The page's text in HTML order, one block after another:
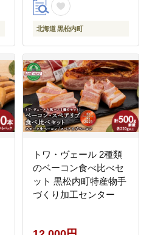
北海道 黒松内町
トワ・ヴェール 2種類
のベーコン食べ比べセ
ット 黒松内町特産物手
づくり加工センター